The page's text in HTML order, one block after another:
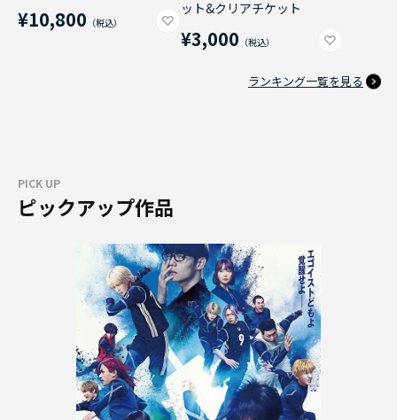
¥10,800
ット&クリアチケット
¥3,000
ランキング一覧を見る
PICK UP
ピックアップ作品